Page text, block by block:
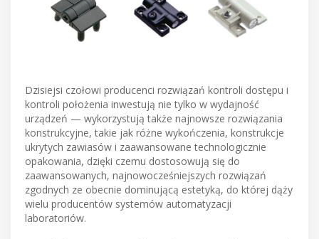
Dzisiejsi czołowi producenci rozwiązań kontroli dostępu i
kontroli położenia inwestują nie tylko w wydajność
urządzeń — wykorzystują także najnowsze rozwiązania
konstrukcyjne, takie jak różne wykończenia, konstrukcje
ukrytych zawiasów i zaawansowane technologicznie
opakowania, dzięki czemu dostosowują się do
zaawansowanych, najnowocześniejszych rozwiązań
zgodnych ze obecnie dominującą estetyką, do której dąży
wielu producentów systemów automatyzacji
laboratoriów.